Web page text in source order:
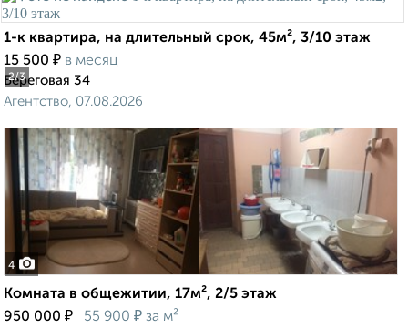
2/3
1-к квартира, на длительный срок, 45м², 3/10 этаж
15 500 ₽ в месяц
Береговая 34
Агентство, 07.08.2026
4
Комната в общежитии, 17м², 2/5 этаж
950 000 ₽ 55 900 ₽ за м²